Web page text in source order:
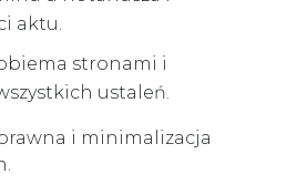
aktu.
stronami i
ustaleń.
i minimalizacja